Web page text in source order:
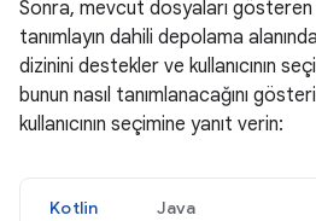
Sonra, mevcut dosyaları
tanımlayın dahili depolama
dizinini destekler ve kullanıcının
bunun nasıl tanımlanacağını
kullanıcının seçimine yanıt verin:
Kotlin Java